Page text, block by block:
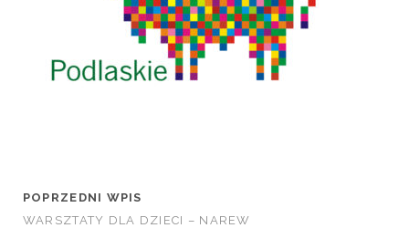
POPRZEDNI WPIS
WARSZTATY DLA DZIECI – NAREW